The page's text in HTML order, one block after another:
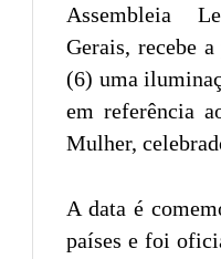
Assembleia
Gerais, recebe
(6) uma
em referência
Mulher,
A data é
países e foi